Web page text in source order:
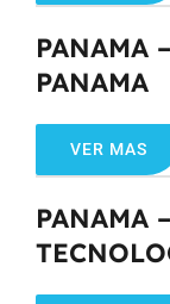
PANAMA
PANAMA
VER MAS
PANAMA